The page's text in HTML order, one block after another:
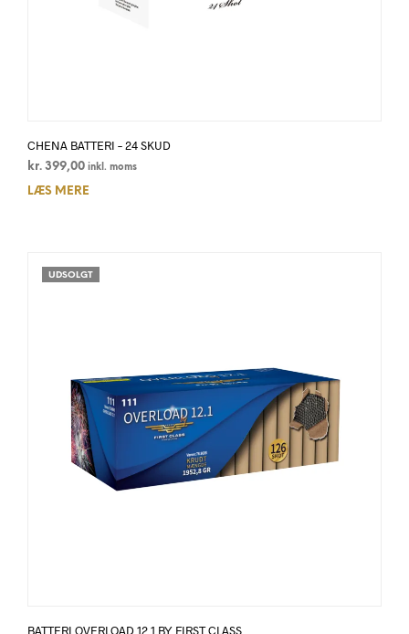
CHENA BATTERI – 24 SKUD
kr. 399,00 inkl. moms
LÆS MERE
UDSOLGT
BATTERI OVERLOAD 12.1 BY FIRST CLASS